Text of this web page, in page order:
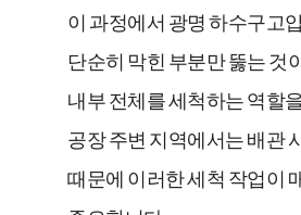
이 과정에서 광명 하수구고
단순히 막힌 부분만 뚫는 것
내부 전체를 세척하는 역할
공장 주변 지역에서는 배관
때문에 이러한 세척 작업이